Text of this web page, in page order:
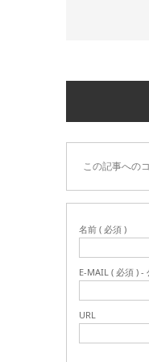
この記事への
名前 ( 必須 )
E-MAIL ( 必須 ) -
URL